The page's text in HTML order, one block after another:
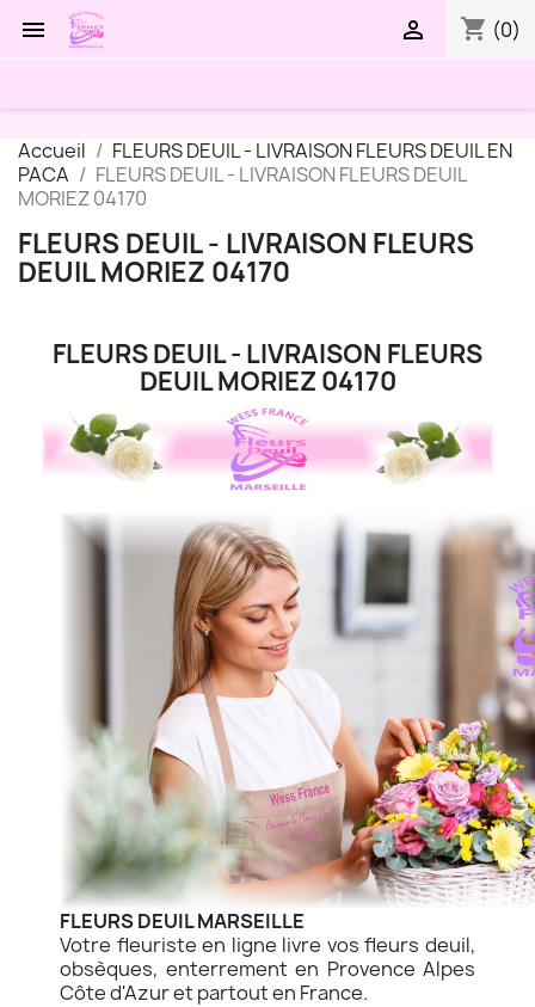
 shopping_cart (0)

Accueil
FLEURS DEUIL - LIVRAISON FLEURS DEUIL EN
PACA
FLEURS DEUIL - LIVRAISON FLEURS DEUIL
MORIEZ 04170
FLEURS DEUIL - LIVRAISON FLEURS
DEUIL MORIEZ 04170
FLEURS DEUIL - LIVRAISON FLEURS
DEUIL MORIEZ 04170
FLEURS DEUIL MARSEILLE
Votre fleuriste en ligne livre vos fleurs deuil,
obsèques, enterrement en Provence Alpes
Côte d'Azur et partout en France.